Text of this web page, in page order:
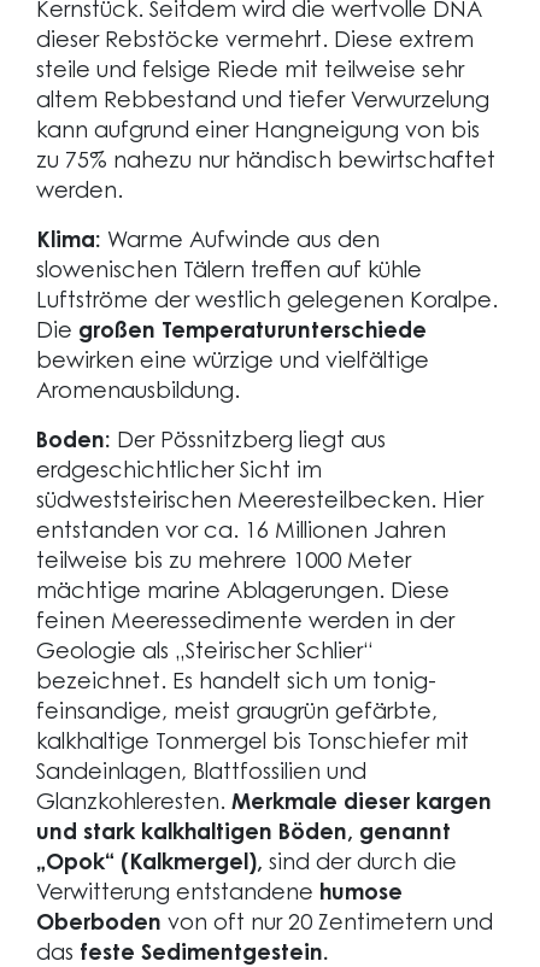
Kernstück. Seitdem wird die wertvolle DNA
dieser Rebstöcke vermehrt. Diese extrem
steile und felsige Riede mit teilweise sehr
altem Rebbestand und tiefer Verwurzelung
kann aufgrund einer Hangneigung von bis
zu 75% nahezu nur händisch bewirtschaftet
werden.
Klima: Warme Aufwinde aus den
slowenischen Tälern treffen auf kühle
Luftströme der westlich gelegenen Koralpe.
Die großen Temperaturunterschiede
bewirken eine würzige und vielfältige
Aromenausbildung.
Boden: Der Pössnitzberg liegt aus
erdgeschichtlicher Sicht im
südweststeirischen Meeresteilbecken. Hier
entstanden vor ca. 16 Millionen Jahren
teilweise bis zu mehrere 1000 Meter
mächtige marine Ablagerungen. Diese
feinen Meeressedimente werden in der
Geologie als „Steirischer Schlier“
bezeichnet. Es handelt sich um tonig-
feinsandige, meist graugrün gefärbte,
kalkhaltige Tonmergel bis Tonschiefer mit
Sandeinlagen, Blattfossilien und
Glanzkohleresten. Merkmale dieser kargen
und stark kalkhaltigen Böden, genannt
„Opok“ (Kalkmergel), sind der durch die
Verwitterung entstandene humose
Oberboden von oft nur 20 Zentimetern und
das feste Sedimentgestein.